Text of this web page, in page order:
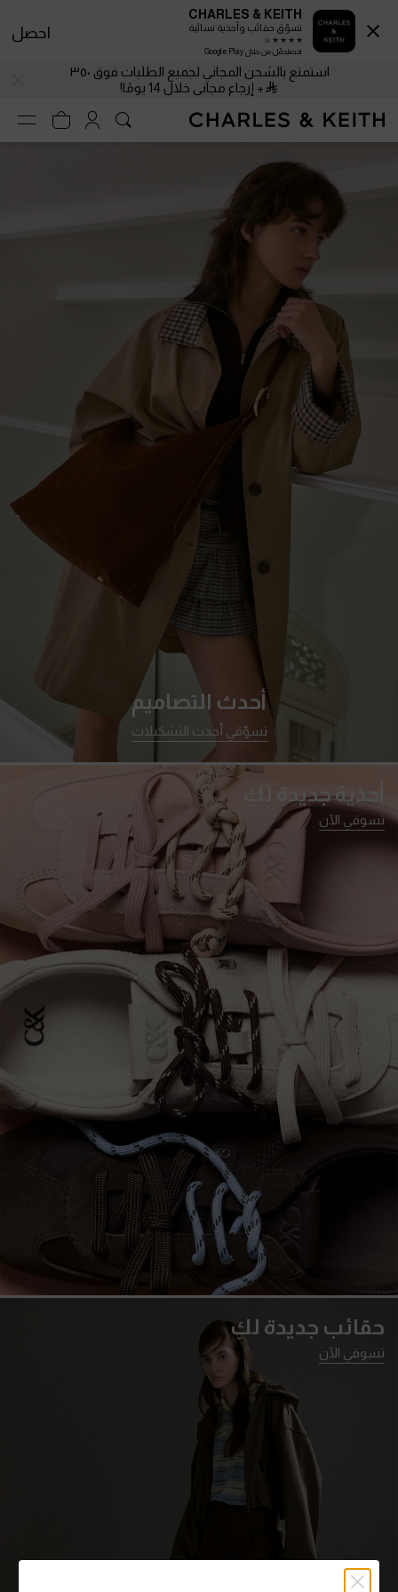
استمتع بالشحن المجاني لجميع الطلبات فوق ٣٥٠
+ إرجاع مجاني خلال 14 يومًا!
أحدث التصاميم
تسوّقي أحدث التشكيلات
أحذية جديدة لكِ
تسوقي الآن
حقائب جديدة لكِ
تسوقي الآن
CHARLES & KEITH
تسوّق حقائب وأحذية نسائية
احصلحمّل من خلال Google Play
احصل